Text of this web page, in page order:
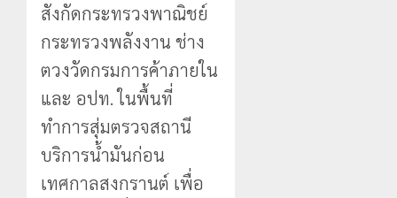
สังกัดกระทรวงพาณิชย์
กระทรวงพลังงาน ช่าง
ตวงวัดกรมการค้าภายใน
และ อปท. ในพื้นที่
ทำการสุ่มตรวจสถานี
บริการน้ำมันก่อน
เทศกาลสงกรานต์ เพื่อ